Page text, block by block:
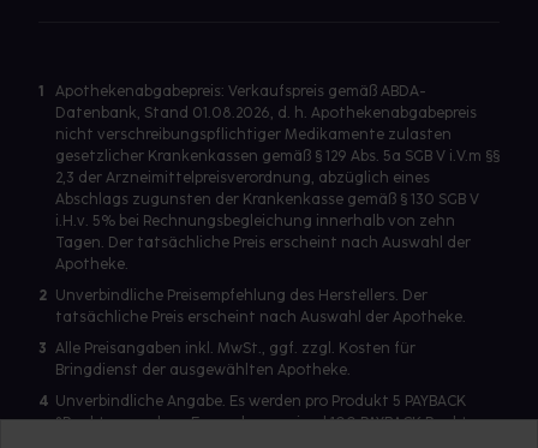
1
Apothekenabgabepreis: Verkaufspreis gemäß ABDA-
Datenbank, Stand 01.08.2026, d. h. Apothekenabgabepreis
nicht verschreibungspflichtiger Medikamente zulasten
gesetzlicher Krankenkassen gemäß § 129 Abs. 5a SGB V i.V.m §§
2,3 der Arzneimittelpreisverordnung, abzüglich eines
Abschlags zugunsten der Krankenkasse gemäß § 130 SGB V
i.H.v. 5% bei Rechnungsbegleichung innerhalb von zehn
Tagen. Der tatsächliche Preis erscheint nach Auswahl der
Apotheke.
2 Unverbindliche Preisempfehlung des Herstellers. Der
tatsächliche Preis erscheint nach Auswahl der Apotheke.
3 Alle Preisangaben inkl. MwSt., ggf. zzgl. Kosten für
Bringdienst der ausgewählten Apotheke.
4 Unverbindliche Angabe. Es werden pro Produkt 5 PAYBACK
°Punkte vergeben. Es werden maximal 100 PAYBACK Punkte